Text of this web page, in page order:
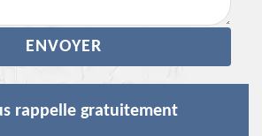
rappelle gratuitement